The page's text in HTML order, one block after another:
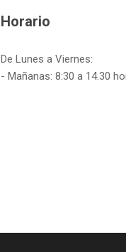
Horario
De Lunes a Viernes:
- Mañanas: 8:30 a 14.30